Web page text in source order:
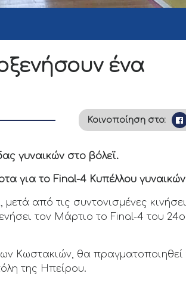
ένα
Κοινοποίηση στο:
γυναικών στο βόλεϊ.
για το Final-4 Κυπέλλου
από τις συντονισμένες
τον Μάρτιο το Final-4 του
Κωστακιών, θα
της Ηπείρου.